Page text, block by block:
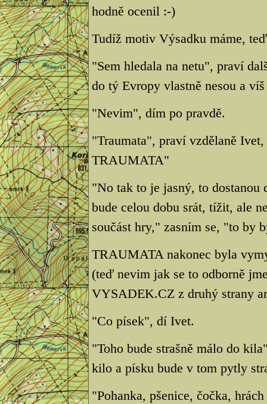
hodně ocenil :-)
Tudíž motiv Výsadku máme,
"Sem hledala na netu", praví
do tý Evropy vlastně nesou a
"Nevim", dím po pravdě.
"Traumata", praví vzdělaně
TRAUMATA"
"No tak to je jasný, to dostanou
bude celou dobu srát, tížit, ale
součást hry," zasním se, "to by
TRAUMATA nakonec byla
(teď nevim jak se to odborně
VYSADEK.CZ z druhý strany
"Co písek", dí Ivet.
"Toho bude strašně málo do
kilo a písku bude v tom pytly
"Pohanka, pšenice, čočka,